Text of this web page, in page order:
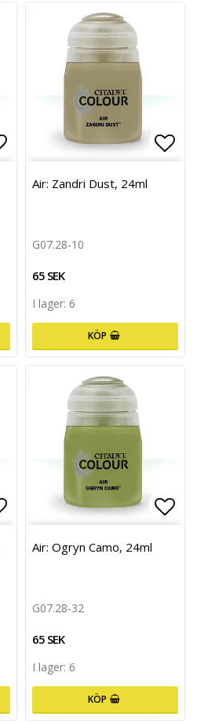
Lägg till i favoritlistan
Air: Zandri Dust, 24ml
G07.28-10
65 SEK
I lager: 6
KÖP
Lägg till i favoritlistan
Air: Ogryn Camo, 24ml
G07.28-32
65 SEK
I lager: 6
KÖP